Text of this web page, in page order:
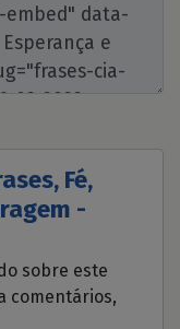
Fé,
-
sobre este
comentários,